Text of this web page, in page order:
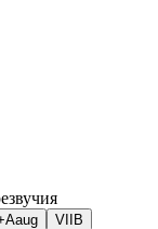
Aaug VII B